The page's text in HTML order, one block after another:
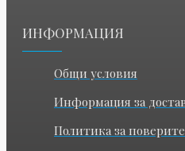
ИНФОРМАЦИЯ
Общи условия
Информация за
Политика за